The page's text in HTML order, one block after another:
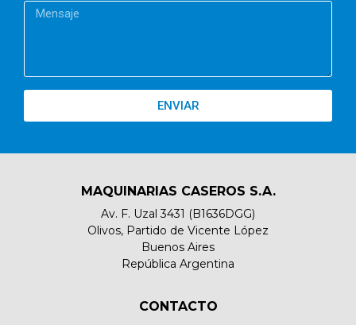
ENVIAR
MAQUINARIAS CASEROS S.A.
Av. F. Uzal 3431 (B1636DGG)
Olivos, Partido de Vicente López
Buenos Aires
República Argentina
CONTACTO​